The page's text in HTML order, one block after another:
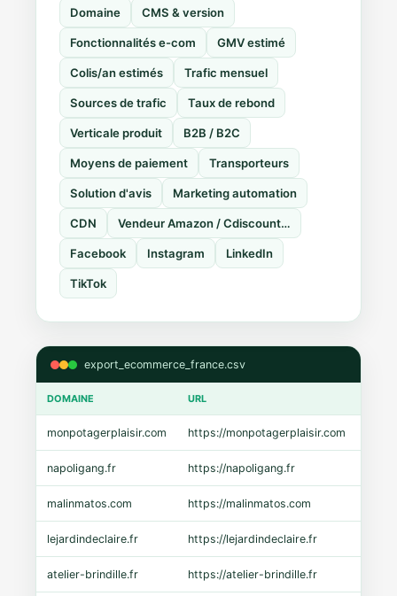
Domaine CMS & version
Fonctionnalités e-com GMV estimé
Colis/an estimés Trafic mensuel
Sources de trafic Taux de rebond
Verticale produit B2B / B2C
Moyens de paiement Transporteurs
Solution d'avis Marketing automation
CDN Vendeur Amazon / Cdiscount…
Facebook Instagram LinkedIn
TikTok
export_ecommerce_france.csv
DOMAINE URL
monpotagerplaisir.com https://monpotagerplaisir.com
napoligang.fr https://napoligang.fr
malinmatos.com https://malinmatos.com
lejardindeclaire.fr https://lejardindeclaire.fr
atelier-brindille.fr https://atelier-brindille.fr